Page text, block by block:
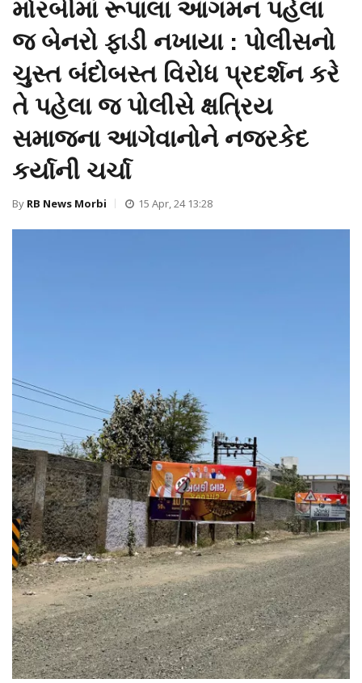
મોરબીમાં રૂપાલા આગમન પહેલા
જ બેનરો ફાડી નખાયા : પોલીસનો
ચુસ્ત બંદોબસ્ત વિરોધ પ્રદર્શન કરે
તે પહેલા જ પોલીસે ક્ષત્રિય
સમાજના આગેવાનોને નજરકેદ
કર્યાની ચર્ચા
By RB News Morbi 15 Apr, 24 13:28